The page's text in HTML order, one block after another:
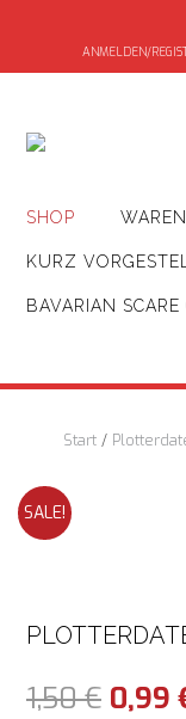
ANMELDEN/
SHOP
KURZ
BAVARIAN SCARE
Start /
SALE!
1,50€ 0,99